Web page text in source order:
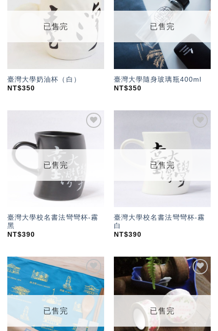
「願
望輕
單」
已售完
臺灣大學奶油杯（白）
NT$350
望輕
已售完
臺灣大學隨身玻璃瓶400ml
NT$350
已售完
臺灣大學校名書法彎彎杯-霧
黑
NT$390
望輕
已售完
臺灣大學校名書法彎彎杯-霧
白
NT$390
加入
「願
望輕
已售完
加入
「願
望輕
單」
已售完